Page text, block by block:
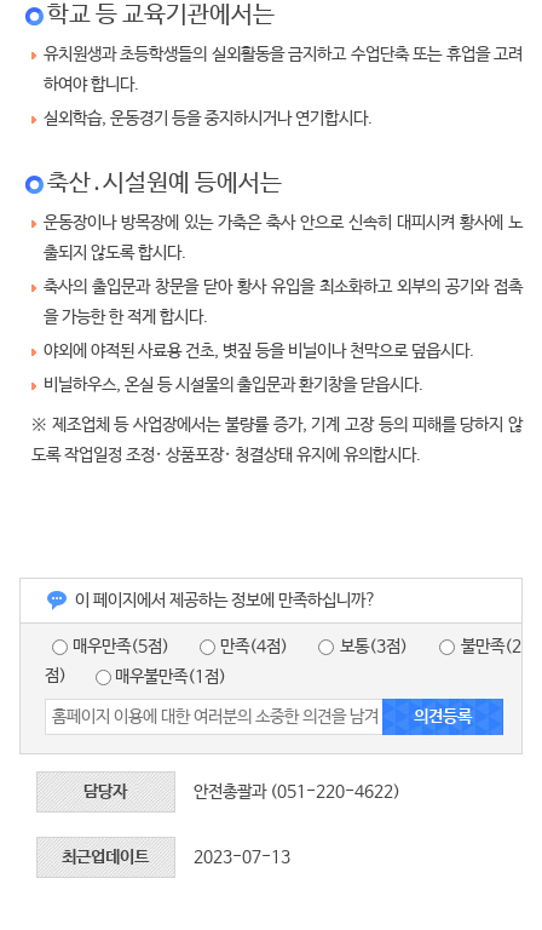
학교 등 교육기관에서는
유치원생과 초등학생들의 실외활동을 금지하고 수업단축 또는 휴업을 고려
하여야 합니다.
실외학습, 운동경기 등을 중지하시거나 연기합시다.
축산․시설원예 등에서는
운동장이나 방목장에 있는 가축은 축사 안으로 신속히 대피시켜 황사에 노
출되지 않도록 합시다.
축사의 출입문과 창문을 닫아 황사 유입을 최소화하고 외부의 공기와 접촉
을 가능한 한 적게 합시다.
야외에 야적된 사료용 건초, 볏짚 등을 비닐이나 천막으로 덮읍시다.
비닐하우스, 온실 등 시설물의 출입문과 환기창을 닫읍시다.
※ 제조업체 등 사업장에서는 불량률 증가, 기계 고장 등의 피해를 당하지 않
도록 작업일정 조정· 상품포장· 청결상태 유지에 유의합시다.
이 페이지에서 제공하는 정보에 만족하십니까?
매우만족(5점) 만족(4점) 보통(3점)
점)
매우불만족(1점)
담당자 안전총괄과 (051-220-4622)
최근업데이트 2023-07-13